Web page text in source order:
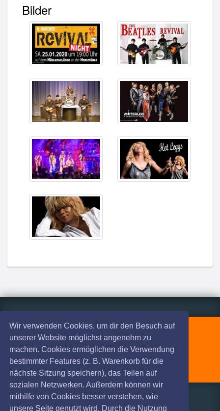
Wir verwenden Cookies, um dir den Besuch auf
unserer Website möglichst angenehm zu
machen. Cookies ermöglichen die Verwendung
bestimmter Features (z. B. Warenkorb für die
nächste Sitzung speichern), das Teilen auf
sozialen Netzwerken. Außerdem können wir
mithilfe von Cookies besser verstehen, wie
unsere Seite genutzt wird. Durch die Nutzung
Bilder
ProTicket Ticket-Hotline
☎0231 - 917 22 90
Mo. - Fr. 9:30 - 18:00
Infos Hilfe & Kontakt